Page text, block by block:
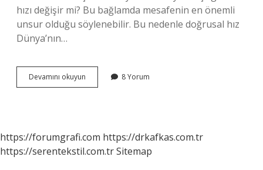
hızı değişir mi? Bu bağlamda mesafenin en önemli
unsur olduğu söylenebilir. Bu nedenle doğrusal hız
Dünya’nın…
Devamını okuyun
Hız
Mıdır
8 Yorum
https://forumgrafi.com https://drkafkas.com.tr
https://serentekstil.com.trSitemap